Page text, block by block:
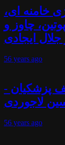
- استراتژی خامنه ای،
چاوز و
جلال ایجادی
56 years ago
پزشکیان -
لاجوردی
56 years ago